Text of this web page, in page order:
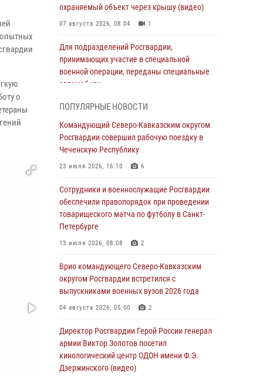
о
охраняемый объект через крышу (видео)
07 августа 2026, 08:04 1
Для подразделений Росгвардии,
принимающих участие в специальной
военной операции, переданы специальные
автомобили
При содействии СОБР Росгвардии в
Иркутской области задержаны
подозреваемые в коммерческом подкупе
Завершился чемпионат Сибирского ордена
Жукова округа Росгвардии по служебно-
боевой стрельбе
07 августа 2026, 07:45
Застрявшую в плуге трактора мину
уничтожили росгвардейцы на Кубани
07 августа 2026, 06:49 1
25‑летии канонизации святого праведного
воина Федора Ушакова (видео)
07 августа 2026, 06:15 7 1
ПОПУЛЯРНЫЕ НОВОСТИ
Командующий Северо-Кавказским округом
Росгвардии совершил рабочую поездку в
Чеченскую Республику
23 июля 2026, 16:10 6
Сотрудники и военнослужащие Росгвардии
обеспечили правопорядок при проведении
товарищеского матча по футболу в Санкт-
Петербурге
13 июля 2026, 08:08 2
Врио командующего Северо-Кавказским
округом Росгвардии встретился с
выпускниками военных вузов 2026 года
04 августа 2026, 05:00 2
Директор Росгвардии Герой России генерал
армии Виктор Золотов посетил
кинологический центр ОДОН имени Ф.Э.
Дзержинского (видео)